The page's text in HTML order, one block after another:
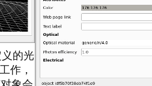
的光
作，